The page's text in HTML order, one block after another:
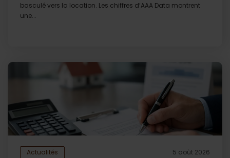
basculé vers la location. Les chiffres d’AAA Data montrent
une...
Actualités 5 août 2026